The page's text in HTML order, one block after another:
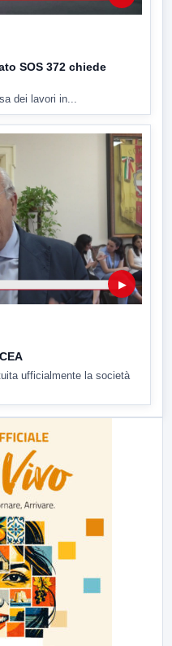
SOS 372 chiede
dei lavori in...
▶
ufficialmente la società